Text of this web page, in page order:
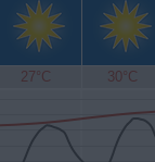
27°C 30°C